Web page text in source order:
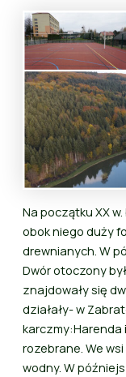
Na początku XX
obok niego duży
drewnianych. W
Dwór otoczony
znajdowały się
działały- w
karczmy:Harenda
rozebrane. We
wodny. W